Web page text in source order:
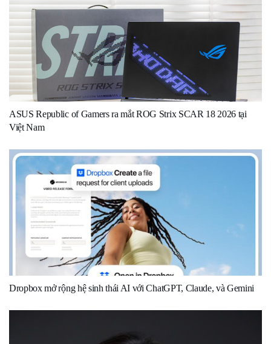
ASUS Republic of Gamers ra mắt ROG Strix SCAR 18 2026 tại
Việt Nam
Dropbox mở rộng hệ sinh thái AI với ChatGPT, Claude, và Gemini